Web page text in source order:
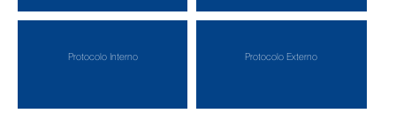
Protocolo Interno Protocolo Externo